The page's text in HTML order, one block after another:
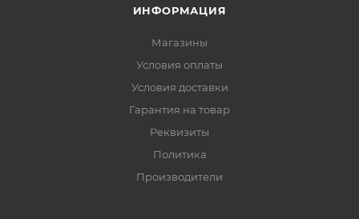
ИНФОРМАЦИЯ
Магазины
Условия оплаты
Условия доставки
Гарантия на товар
Реквизиты
Политика
Производители